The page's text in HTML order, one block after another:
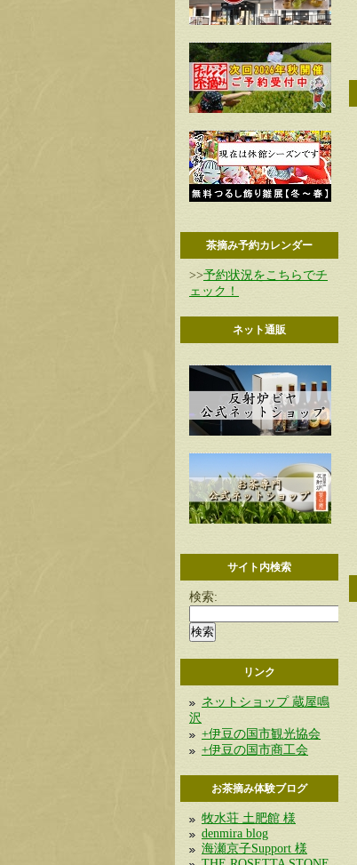
茶摘み予約カレンダー
>>予約状況をこちらでチ
ェック！
ネット通販
サイト内検索
検索:
リンク
ネットショップ 蔵屋鳴
沢
+伊豆の国市観光協会
+伊豆の国市商工会
お茶摘み体験ブログ
牧水荘 土肥館 様
denmira blog
海瀬京子Support 様